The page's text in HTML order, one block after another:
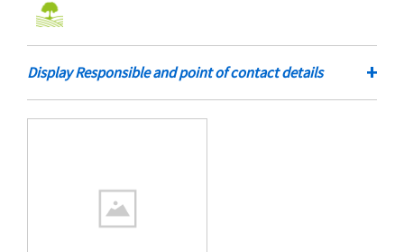
Display Responsible and point of contact details +